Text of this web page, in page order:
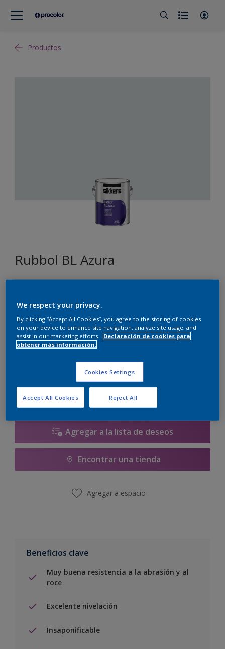
Productos
Rubbol BL Azura
Tamaño
1 litros
Calculadora de pintura
Calcular
Agregar a la lista de deseos
Encontrar una tienda
Agregar a espacio
Beneficios clave
Muy buena resistencia a la abrasión y al
roce
Excelente nivelación
Insaponificable
We respect your privacy.
By clicking “Accept All Cookies”, you agree to the storing of cookies
on your device to enhance site navigation, analyze site usage, and
assist in our marketing efforts.
Declaración de cookies para
obtener más información.
Cookies Settings
Reject All
Accept All Cookies